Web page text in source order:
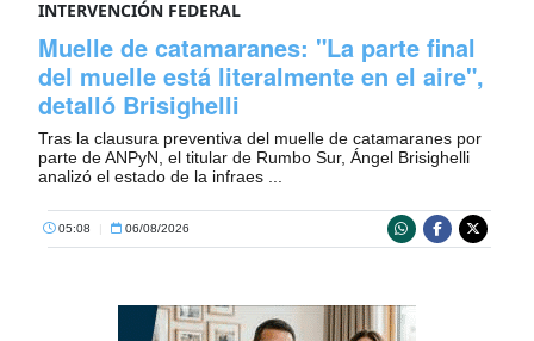
INTERVENCIÓN FEDERAL
Muelle de catamaranes: "La parte final
del muelle está literalmente en el aire",
detalló Brisighelli
Tras la clausura preventiva del muelle de catamaranes por
parte de ANPyN, el titular de Rumbo Sur, Ángel Brisighelli
analizó el estado de la infraes ...
05:08 | 06/08/2026